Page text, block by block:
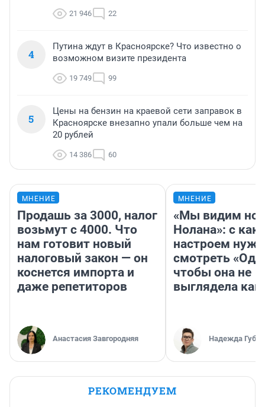
21 946 22
4
Путина ждут в Красноярске? Что известно о
возможном визите президента
19 749 99
5
Цены на бензин на краевой сети заправок в
Красноярске внезапно упали больше чем на
20 рублей
14 386 60
МНЕНИЕ
Продашь за 3000, налог
возьмут с 4000. Что
нам готовит новый
налоговый закон — он
коснется импорта и
даже репетиторов
Анастасия Завгородняя
МНЕНИЕ
«Мы видим
Нолана»: с
настроем
смотреть
чтобы она не
выглядела как
Надежда
РЕКОМЕНДУЕМ